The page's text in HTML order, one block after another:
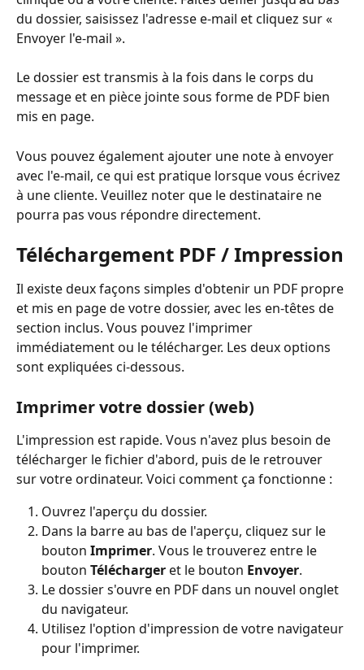
du dossier, saisissez l'adresse e-mail et cliquez sur «
Envoyer l'e-mail ».
Le dossier est transmis à la fois dans le corps du
message et en pièce jointe sous forme de PDF bien
mis en page.
Vous pouvez également ajouter une note à envoyer
avec l'e-mail, ce qui est pratique lorsque vous écrivez
à une cliente. Veuillez noter que le destinataire ne
pourra pas vous répondre directement.
Téléchargement PDF / Impression
Il existe deux façons simples d'obtenir un PDF propre
et mis en page de votre dossier, avec les en-têtes de
section inclus. Vous pouvez l'imprimer
immédiatement ou le télécharger. Les deux options
sont expliquées ci-dessous.
Imprimer votre dossier (web)
L'impression est rapide. Vous n'avez plus besoin de
télécharger le fichier d'abord, puis de le retrouver
sur votre ordinateur. Voici comment ça fonctionne :
Ouvrez l'aperçu du dossier.
Dans la barre au bas de l'aperçu, cliquez sur le
bouton Imprimer. Vous le trouverez entre le
bouton Télécharger et le bouton Envoyer.
Le dossier s'ouvre en PDF dans un nouvel onglet
du navigateur.
Utilisez l'option d'impression de votre navigateur
pour l'imprimer.